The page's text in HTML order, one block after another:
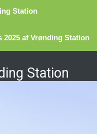
Station
af Vrønding Station
Station